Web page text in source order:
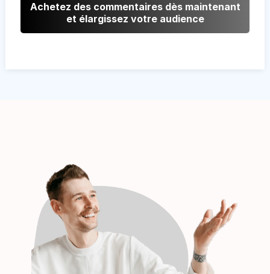
Achetez des commentaires dès maintenant
et élargissez votre audience